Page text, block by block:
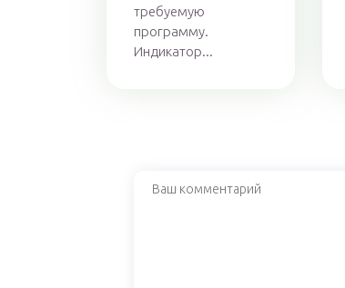
требуемую
программу.
Индикатор...